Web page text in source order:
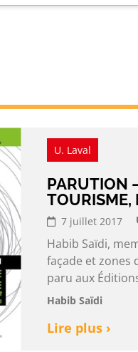
U. Laval
PARUTION
TOURISME,
7 juillet 2017
Habib Saïdi,
façade et zones
paru aux
Habib Saïdi
Lire plus ›